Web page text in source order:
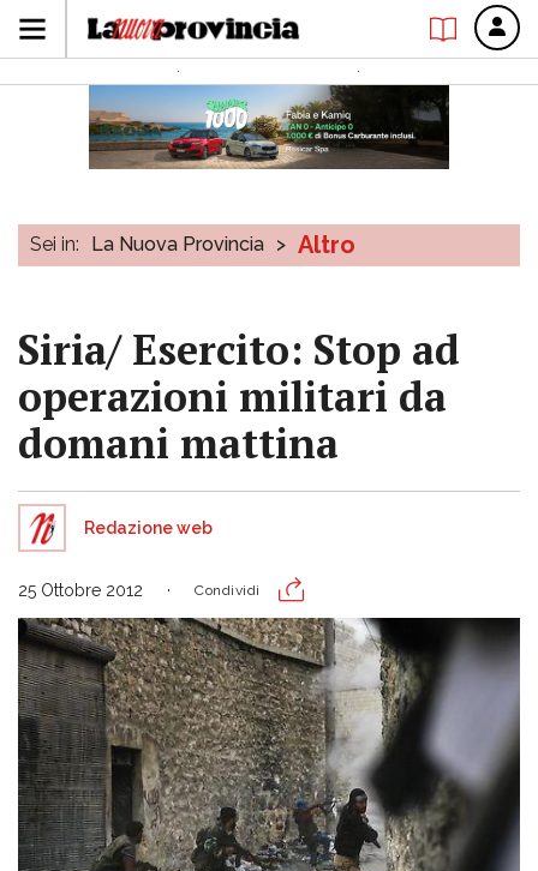
Sei in: La Nuova Provincia > Altro
Siria/ Esercito: Stop ad
operazioni militari da
domani mattina
Redazione web
25 Ottobre 2012 Condividi